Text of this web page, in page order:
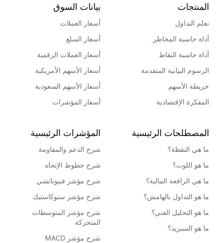
المنتجات
تعلم التداول
أداة حاسبة المخاطر
أداة حاسبة النقاط
الرسوم البيانية المتقدمة
خريطة الأسهم
المفكرة الإقتصادية
بيانات السوق
أسعار العملات
أسعار السلع
أسعار العملات الرقمية
أسعار الأسهم الأمريكية
أسعار الأسهم السعودية
أسعار المؤشرات
المصطلحات الرئيسية
ما هي النقطة؟
ما هو اللوت؟
ما هي الرافعة المالية؟
ما هو التداول بالهامش؟
ما هو التحليل الفني؟
ما هو السبريد؟
المؤشرات الرئيسية
شرح الدعم والمقاومة
شرح خطوط الإتجاه
شرح مؤشر فيبوناتشي
شرح مؤشر ستوكاستيك
شرح مؤشر المتوسطات
المتحركة
شرح مؤشر MACD